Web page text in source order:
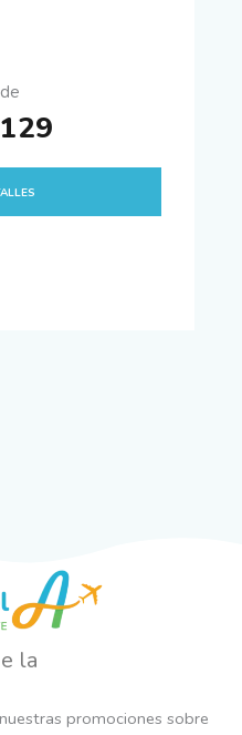
la
promociones sobre